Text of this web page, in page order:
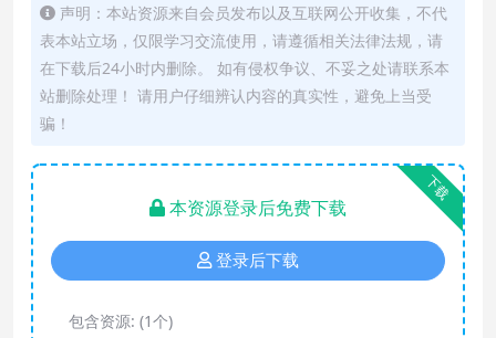
声明：本站资源来自会员发布以及互联网公开收集，不代
表本站立场，仅限学习交流使用，请遵循相关法律法规，请
在下载后24小时内删除。 如有侵权争议、不妥之处请联系本
站删除处理！ 请用户仔细辨认内容的真实性，避免上当受
骗！
下载
本资源登录后免费下载
登录后下载
包含资源: (1个)